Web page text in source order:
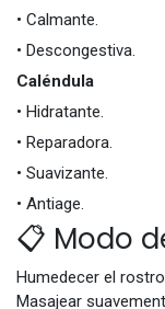
• Calmante.
• Descongestiva.
Caléndula
• Hidratante.
• Reparadora.
• Suavizante.
• Antiage.
📋 Modo
Humedecer el
Masajear